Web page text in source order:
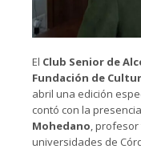
El Club Senior de
Fundación de
abril una edición
contó con la
Mohedano, profesor
universidades de